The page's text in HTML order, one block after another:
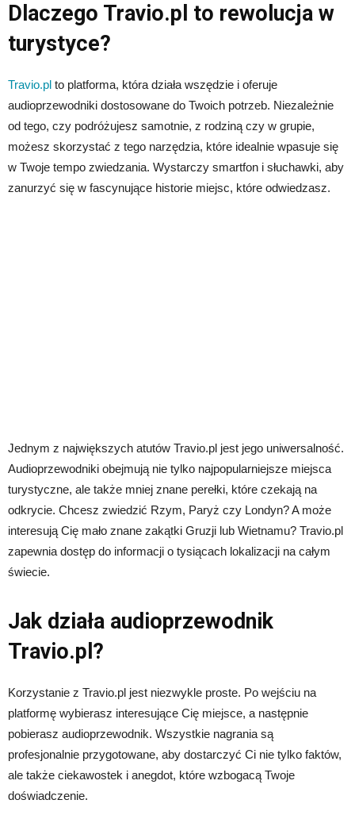
Dlaczego Travio.pl to rewolucja w
turystyce?
Travio.pl to platforma, która działa wszędzie i oferuje
audioprzewodniki dostosowane do Twoich potrzeb. Niezależnie
od tego, czy podróżujesz samotnie, z rodziną czy w grupie,
możesz skorzystać z tego narzędzia, które idealnie wpasuje się
w Twoje tempo zwiedzania. Wystarczy smartfon i słuchawki, aby
zanurzyć się w fascynujące historie miejsc, które odwiedzasz.
Jednym z największych atutów Travio.pl jest jego uniwersalność.
Audioprzewodniki obejmują nie tylko najpopularniejsze miejsca
turystyczne, ale także mniej znane perełki, które czekają na
odkrycie. Chcesz zwiedzić Rzym, Paryż czy Londyn? A może
interesują Cię mało znane zakątki Gruzji lub Wietnamu? Travio.pl
zapewnia dostęp do informacji o tysiącach lokalizacji na całym
świecie.
Jak działa audioprzewodnik
Travio.pl?
Korzystanie z Travio.pl jest niezwykle proste. Po wejściu na
platformę wybierasz interesujące Cię miejsce, a następnie
pobierasz audioprzewodnik. Wszystkie nagrania są
profesjonalnie przygotowane, aby dostarczyć Ci nie tylko faktów,
ale także ciekawostek i anegdot, które wzbogacą Twoje
doświadczenie.